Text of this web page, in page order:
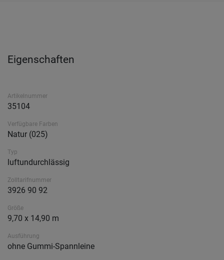
Eigenschaften
Artikelnummer
35104
Verfügbare Farben
Natur (025)
Typ
luftundurchlässig
Zolltarifnummer
3926 90 92
Größe
9,70 x 14,90 m
Ausführung
ohne Gummi-Spannleine